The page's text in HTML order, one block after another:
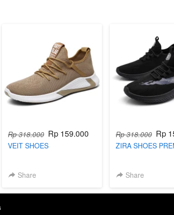
Rp 318.000 Rp 159.000
VEIT SHOES
Share
Rp 318.000 Rp
ZIRA SHOES
Share